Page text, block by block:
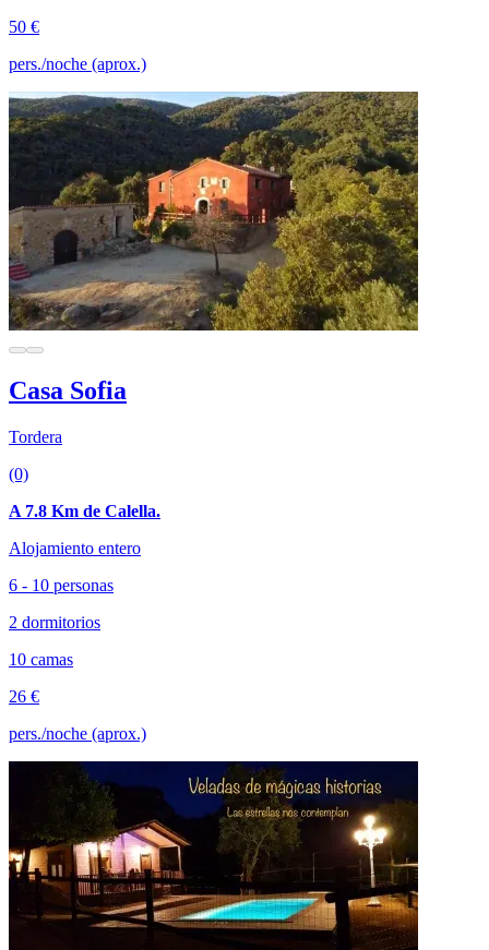
50 €
pers./noche (aprox.)
Casa Sofia
Tordera
(0)
A 7.8 Km de Calella.
Alojamiento entero
6 - 10 personas
2 dormitorios
10 camas
26 €
pers./noche (aprox.)